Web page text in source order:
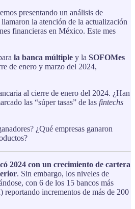
presentando un análisis de
la atención de la actualización
financieras en México. Este mes
la banca múltiple y la SOFOMes
de enero y marzo del 2024,
al cierre de enero del 2024. ¿Han
las “súper tasas” de las fintechs
¿Qué empresas ganaron
2024 con un crecimiento de cartera
. Sin embargo, los niveles de
con 6 de los 15 bancos más
reportando incrementos de más de 200